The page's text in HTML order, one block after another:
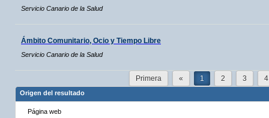
Servicio Canario de la Salud
Ámbito Comunitario, Ocio y Tiempo Libre
Servicio Canario de la Salud
Primera « 1 2 3 4
Origen del resultado
Página web